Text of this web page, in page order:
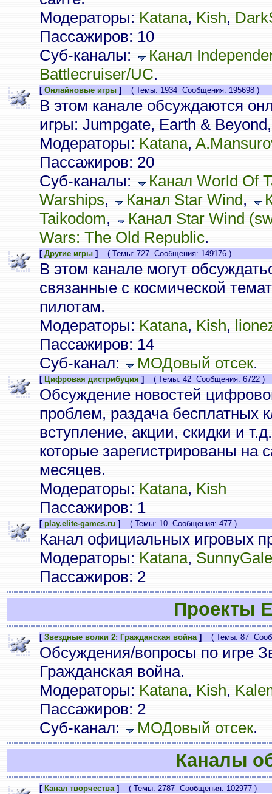
Модераторы: Katana, Kish,
Пассажиров: 10
Суб-каналы:
Канал
Battlecruiser/UC.
[ Онлайновые игры ] ( Темы: 1934 Сообщения: 195698 )
В этом канале обсуждаются
игры: Jumpgate, Earth &
Модераторы: Katana,
Пассажиров: 20
Суб-каналы:
Канал World Of
Warships, Канал Star Wind,
Taikodom,
Канал Star Wind
Wars: The Old Republic.
[ Другие игры ] ( Темы: 727 Сообщения: 149176 )
В этом канале могут
связанные с космической
пилотам.
Модераторы: Katana, Kish,
Пассажиров: 14
Суб-канал:
МОДовый отсек.
[ Цифровая дистрибуция ] ( Темы: 42 Сообщения: 6722 )
Обсуждение новостей
проблем, раздача бесплатных
вступление, акции, скидки и
которые зарегистрированы на
месяцев.
Модераторы: Katana, Kish
Пассажиров: 1
[ play.elite-games.ru ] ( Темы: 10 Сообщения: 477 )
Канал официальных игровых
Модераторы: Katana, SunnyGale
Пассажиров: 2
Проекты
[ Звездные волки 2: Гражданская война] ( Темы: 87
Обсуждения/вопросы по игре
Гражданская война.
Модераторы: Katana, Kish,
Пассажиров: 2
Суб-канал:
МОДовый отсек.
Каналы
[ Канал творчества] ( Темы: 2787 Сообщения: 102977 )